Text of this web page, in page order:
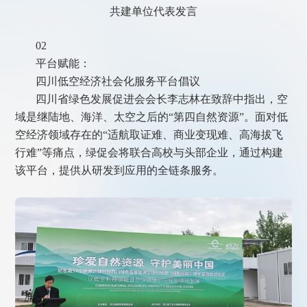
共建单位代表发言
02
平台赋能：
四川低空经济社会化服务平台倡议
四川省绿色发展促进会会长李志林在致辞中指出，空
域是继陆地、海洋、太空之后的“第四自然资源”。面对低
空经济领域存在的“适航取证难、商业变现难、高海拔飞
行难”等痛点，绿促会将联合高校与头部企业，通过构建
该平台，提供从研发到应用的全链条服务。